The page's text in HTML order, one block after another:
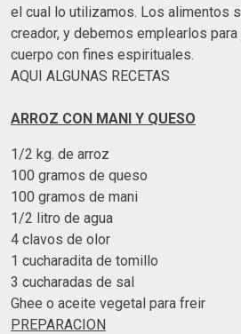
el cual lo utilizamos. Los alimentos
creador, y debemos emplearlos
cuerpo con fines espirituales.
AQUI ALGUNAS RECETAS
ARROZ CON MANI Y QUESO
1/2 kg. de arroz
100 gramos de queso
100 gramos de mani
1/2 litro de agua
4 clavos de olor
1 cucharadita de tomillo
3 cucharadas de sal
Ghee o aceite vegetal para freir
PREPARACION